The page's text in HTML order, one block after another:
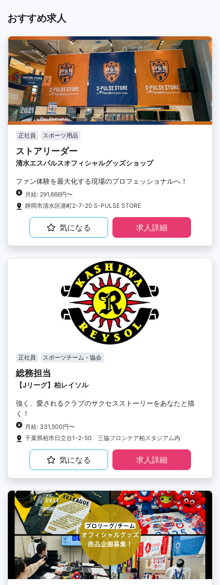
おすすめ求人
正社員 スポーツ用品
ストアリーダー
清水エスパルスオフィシャルグッズショップ
ファン体験を最大化する現場のプロフェッショナルへ！
月給: 291,666円〜
静岡市清水区港町2-7-20 S-PULSE STORE
気になる 求人詳細
正社員 スポーツチーム・協会
総務担当
【Jリーグ】柏レイソル
強く、愛されるクラブのサクセスストーリーをあなたと描
く！
月給: 331,500円〜
千葉県柏市日立台1-2-50 三協フロンテア柏スタジアム内
気になる 求人詳細